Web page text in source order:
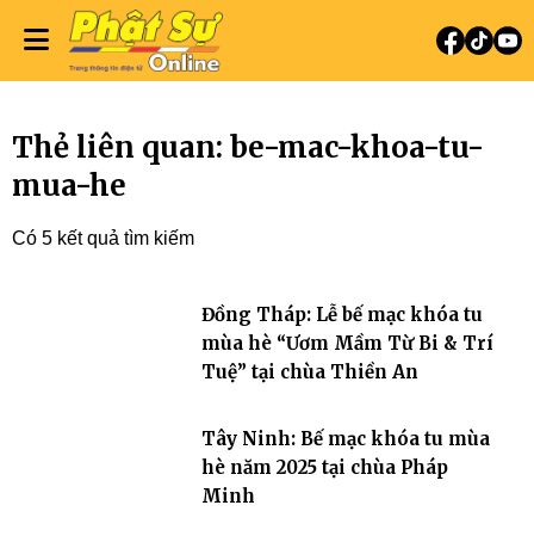
Thẻ liên quan: be-mac-khoa-tu-
mua-he
Có 5 kết quả tìm kiếm
Đồng Tháp: Lễ bế mạc khóa tu
mùa hè “Ươm Mầm Từ Bi & Trí
Tuệ” tại chùa Thiền An
Tây Ninh: Bế mạc khóa tu mùa
hè năm 2025 tại chùa Pháp
Minh